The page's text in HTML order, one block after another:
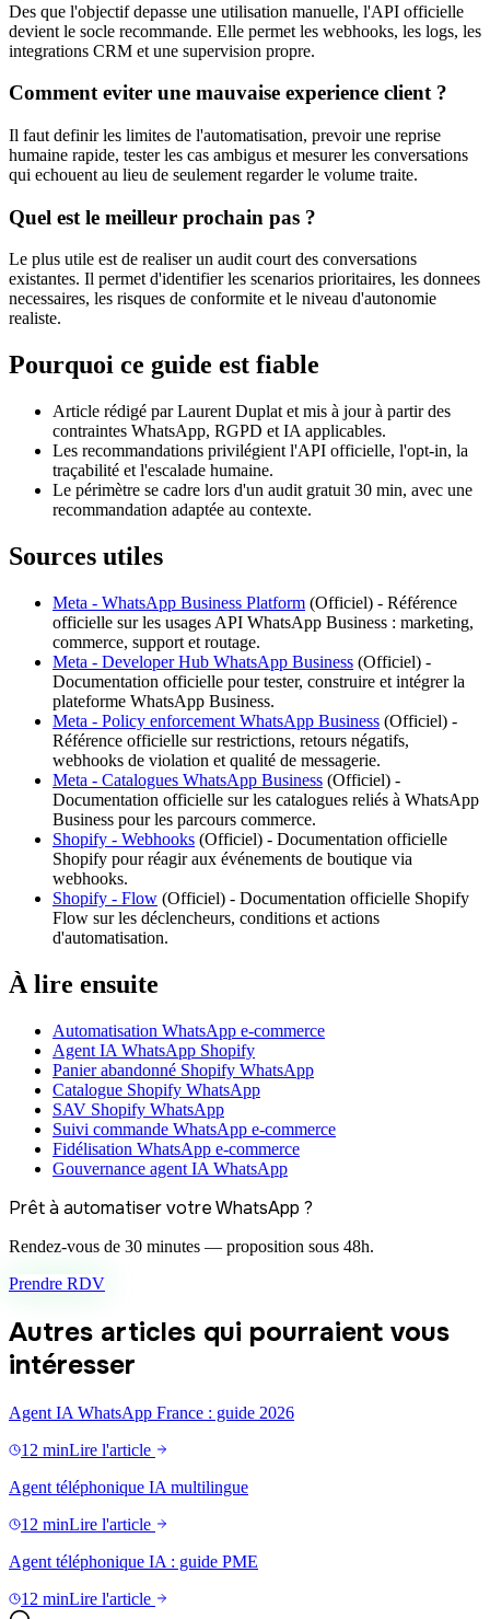
Des que l'objectif depasse une utilisation manuelle, l'API officielle
devient le socle recommande. Elle permet les webhooks, les logs, les
integrations CRM et une supervision propre.
Comment eviter une mauvaise experience client ?
Il faut definir les limites de l'automatisation, prevoir une reprise
humaine rapide, tester les cas ambigus et mesurer les conversations
qui echouent au lieu de seulement regarder le volume traite.
Quel est le meilleur prochain pas ?
Le plus utile est de realiser un audit court des conversations
existantes. Il permet d'identifier les scenarios prioritaires, les donnees
necessaires, les risques de conformite et le niveau d'autonomie
realiste.
Pourquoi ce guide est fiable
Article rédigé par Laurent Duplat et mis à jour à partir des
contraintes WhatsApp, RGPD et IA applicables.
Les recommandations privilégient l'API officielle, l'opt-in, la
traçabilité et l'escalade humaine.
Le périmètre se cadre lors d'un audit gratuit 30 min, avec une
recommandation adaptée au contexte.
Sources utiles
Meta - WhatsApp Business Platform (Officiel) - Référence
officielle sur les usages API WhatsApp Business : marketing,
commerce, support et routage.
Meta - Developer Hub WhatsApp Business (Officiel) -
Documentation officielle pour tester, construire et intégrer la
plateforme WhatsApp Business.
Meta - Policy enforcement WhatsApp Business (Officiel) -
Référence officielle sur restrictions, retours négatifs,
webhooks de violation et qualité de messagerie.
Meta - Catalogues WhatsApp Business (Officiel) -
Documentation officielle sur les catalogues reliés à WhatsApp
Business pour les parcours commerce.
Shopify - Webhooks (Officiel) - Documentation officielle
Shopify pour réagir aux événements de boutique via
webhooks.
Shopify - Flow (Officiel) - Documentation officielle Shopify
Flow sur les déclencheurs, conditions et actions
d'automatisation.
À lire ensuite
Automatisation WhatsApp e-commerce
Agent IA WhatsApp Shopify
Panier abandonné Shopify WhatsApp
Catalogue Shopify WhatsApp
SAV Shopify WhatsApp
Suivi commande WhatsApp e-commerce
Fidélisation WhatsApp e-commerce
Gouvernance agent IA WhatsApp
Prêt à automatiser votre WhatsApp ?
Rendez-vous de 30 minutes — proposition sous 48h.
Prendre RDV
Autres articles qui pourraient vous
intéresser
Agent IA WhatsApp France : guide 2026
12 minLire l'article
Agent téléphonique IA multilingue
12 minLire l'article
Agent téléphonique IA : guide PME
12 minLire l'article